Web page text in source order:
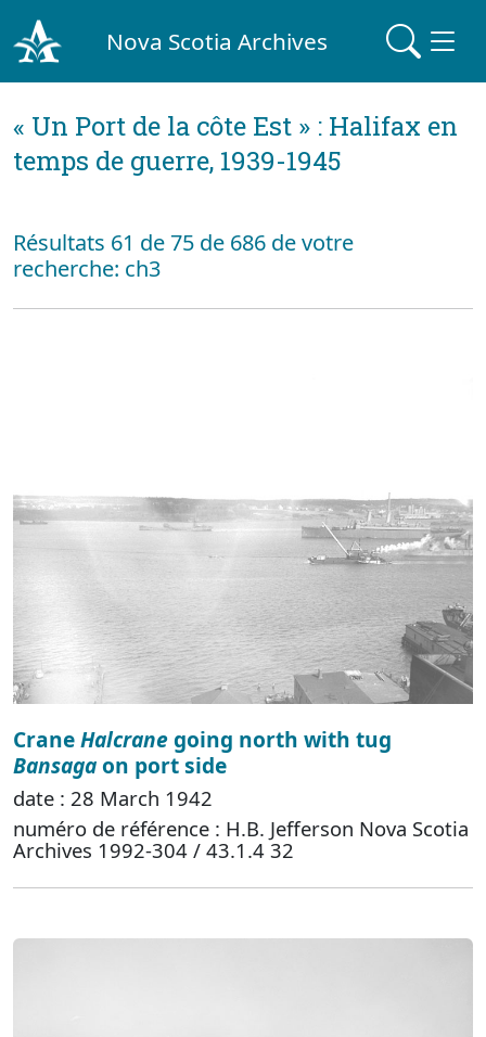
Nova Scotia Archives
« Un Port de la côte Est » : Halifax en
temps de guerre, 1939-1945
Résultats 61 de 75 de 686 de votre
recherche: ch3
CraneHalcranegoing north with tug
Bansagaon port side
date : 28 March 1942
numéro de référence : H.B. Jefferson Nova Scotia
Archives 1992-304 / 43.1.4 32